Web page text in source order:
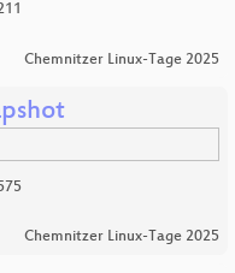
Chemnitzer Linux-Tage 2025
Chemnitzer Linux-Tage 2025